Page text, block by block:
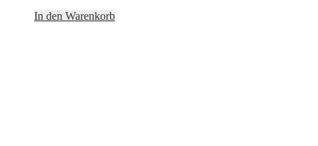
In den Warenkorb